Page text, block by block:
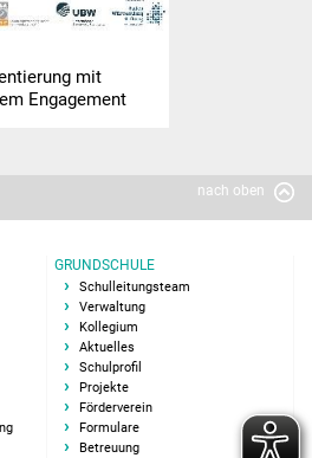
Betreuung
Informationen zu
weiterführenden Schulen
Aktuelles
Schulgemeinschaft
Schulleitungsteam
Sekretariat GMS
mit
Engagement
nach oben
GRUNDSCHULE
Schulleitungsteam
Verwaltung
Kollegium
Aktuelles
Schulprofil
Projekte
Förderverein
Formulare
Betreuung